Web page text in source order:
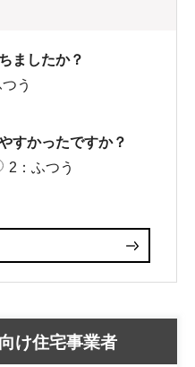
ましたか？
う
すかったですか？
2：ふつう
け住宅事業者